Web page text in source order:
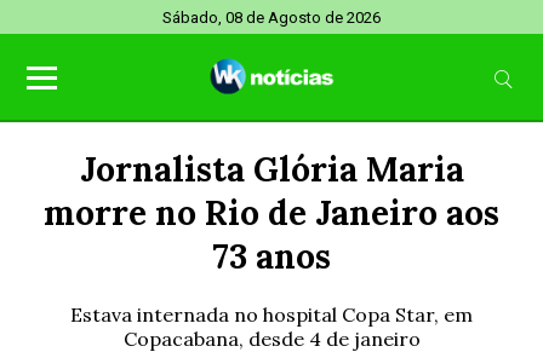
Sábado, 08 de Agosto de 2026
Jornalista Glória Maria
morre no Rio de Janeiro aos
73 anos
Estava internada no hospital Copa Star, em
Copacabana, desde 4 de janeiro